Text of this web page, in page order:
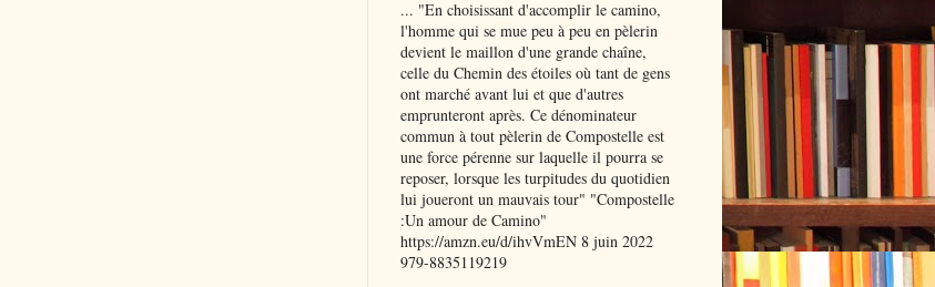
... "En choisissant d'accomplir le camino,
l'homme qui se mue peu à peu en pèlerin
devient le maillon d'une grande chaîne,
celle du Chemin des étoiles où tant de gens
ont marché avant lui et que d'autres
emprunteront après. Ce dénominateur
commun à tout pèlerin de Compostelle est
une force pérenne sur laquelle il pourra se
reposer, lorsque les turpitudes du quotidien
lui joueront un mauvais tour" "Compostelle
:Un amour de Camino"
https://amzn.eu/d/ihvVmEN 8 juin 2022
979-8835119219